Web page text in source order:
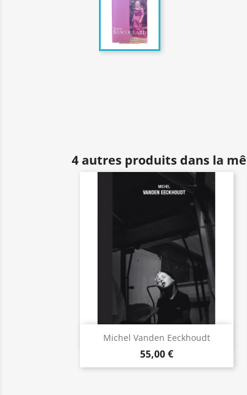
4 autres produits dans la
Michel Vanden Eeckhoudt
55,00 €
Aperçu rapide